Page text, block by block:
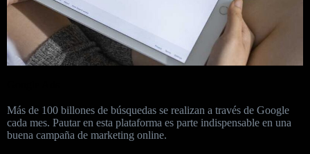
Más de 100 billones de búsquedas se realizan a través de Google
cada mes. Pautar en esta plataforma es parte indispensable en una
buena campaña de marketing online.